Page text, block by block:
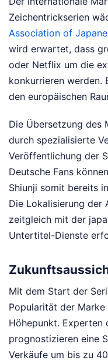
Zeichentrickserien
Association of
wird erwartet, dass
oder Netflix um die
konkurrieren werden.
den europäischen
Die Übersetzung des
durch spezialisierte
Veröffentlichung der
Deutsche Fans
Shiunji somit bereits
Die Lokalisierung der
zeitgleich mit der
Untertitel-Dienste
Mit dem Start der
Popularität der
Höhepunkt. Experten
prognostizieren eine
Verkäufe um bis zu